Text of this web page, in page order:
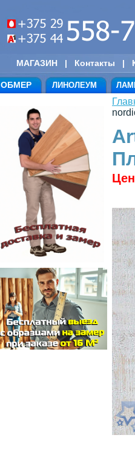
МАГАЗИН | Контакты |
ОБМЕР ЛИНОЛЕУМ